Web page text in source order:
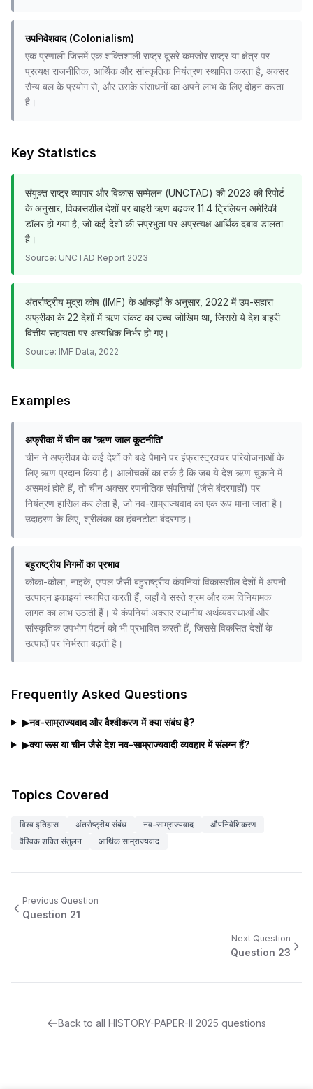
उपनिवेशवाद (Colonialism)
एक प्रणाली जिसमें एक शक्तिशाली राष्ट्र दूसरे कमजोर राष्ट्र या क्षेत्र पर
प्रत्यक्ष राजनीतिक, आर्थिक और सांस्कृतिक नियंत्रण स्थापित करता है, अक्सर
सैन्य बल के प्रयोग से, और उसके संसाधनों का अपने लाभ के लिए दोहन करता
है।
Key Statistics
संयुक्त राष्ट्र व्यापार और विकास सम्मेलन (UNCTAD) की 2023 की रिपोर्ट
के अनुसार, विकासशील देशों पर बाहरी ऋण बढ़कर 11.4 ट्रिलियन अमेरिकी
डॉलर हो गया है, जो कई देशों की संप्रभुता पर अप्रत्यक्ष आर्थिक दबाव डालता
है।
Source: UNCTAD Report 2023
अंतर्राष्ट्रीय मुद्रा कोष (IMF) के आंकड़ों के अनुसार, 2022 में उप-सहारा
अफ्रीका के 22 देशों में ऋण संकट का उच्च जोखिम था, जिससे ये देश बाहरी
वित्तीय सहायता पर अत्यधिक निर्भर हो गए।
Source: IMF Data, 2022
Examples
अफ्रीका में चीन का 'ऋण जाल कूटनीति'
चीन ने अफ्रीका के कई देशों को बड़े पैमाने पर इंफ्रास्ट्रक्चर परियोजनाओं के
लिए ऋण प्रदान किया है। आलोचकों का तर्क है कि जब ये देश ऋण चुकाने में
असमर्थ होते हैं, तो चीन अक्सर रणनीतिक संपत्तियों (जैसे बंदरगाहों) पर
नियंत्रण हासिल कर लेता है, जो नव-साम्राज्यवाद का एक रूप माना जाता है।
उदाहरण के लिए, श्रीलंका का हंबनटोटा बंदरगाह।
बहुराष्ट्रीय निगमों का प्रभाव
कोका-कोला, नाइके, एप्पल जैसी बहुराष्ट्रीय कंपनियां विकासशील देशों में अपनी
उत्पादन इकाइयां स्थापित करती हैं, जहाँ वे सस्ते श्रम और कम विनियामक
लागत का लाभ उठाती हैं। ये कंपनियां अक्सर स्थानीय अर्थव्यवस्थाओं और
सांस्कृतिक उपभोग पैटर्न को भी प्रभावित करती हैं, जिससे विकसित देशों के
उत्पादों पर निर्भरता बढ़ती है।
Frequently Asked Questions
▶नव-साम्राज्यवाद और वैश्वीकरण में क्या संबंध है?
▶क्या रूस या चीन जैसे देश नव-साम्राज्यवादी व्यवहार में संलग्न हैं?
Topics Covered
विश्व इतिहास अंतर्राष्ट्रीय संबंध नव-साम्राज्यवाद
औपनिवेशिकरण
वैश्विक शक्ति संतुलन
आर्थिक साम्राज्यवाद
Previous Question
Question 21
Next Question
Question 23
Back to all HISTORY-PAPER-II 2025 questions